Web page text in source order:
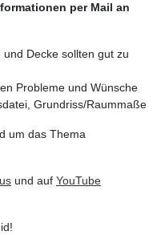
per Mail an
Decke sollten gut zu
Probleme und Wünsche
Grundriss/Raummaße
um das Thema
und auf YouTube